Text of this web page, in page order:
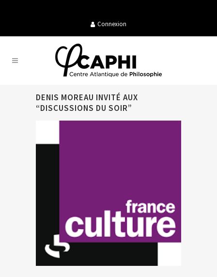
Connexion
DENIS MOREAU INVITÉ AUX
“DISCUSSIONS DU SOIR”